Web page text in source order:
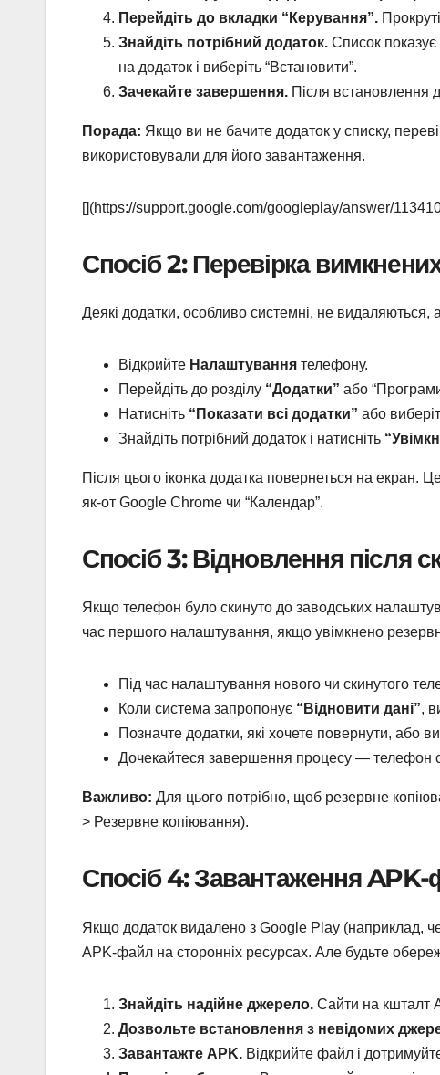
Перейдіть до вкладки “Керування”.
Знайдіть потрібний додаток. Список показує
на додаток і виберіть “Встановити”.
Зачекайте завершення. Після встановлення
Порада: Якщо ви не бачите додаток у списку,
використовували для його завантаження.
[](https://support.google.com/googleplay/answer/
Спосіб 2: Перевірка
Деякі додатки, особливо системні, не видаляються,
Відкрийте Налаштування телефону.
Перейдіть до розділу “Додатки” або
Натисніть “Показати всі додатки” або
Знайдіть потрібний додаток і натисніть
Після цього іконка додатка повернеться на екран.
як-от Google Chrome чи “Календар”.
Спосіб 3: Відновлення після
Якщо телефон було скинуто до заводських
час першого налаштування, якщо увімкнено
Під час налаштування нового чи скинутого
Коли система запропонує “Відновити дані”,
Позначте додатки, які хочете повернути, або
Дочекайтеся завершення процесу — телефон
Важливо: Для цього потрібно, щоб резервне
> Резервне копіювання).
Спосіб 4: Завантаження
Якщо додаток видалено з Google Play (наприклад,
APK-файл на сторонніх ресурсах. Але будьте
Знайдіть надійне джерело. Сайти на кшталт
Дозвольте встановлення з невідомих
Завантажте APK. Відкрийте файл і